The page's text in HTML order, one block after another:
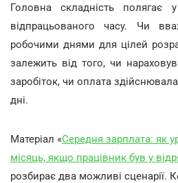
Головна складність полягає
відпрацьованого часу. Чи
робочими днями для цілей
залежить від того, чи
заробіток, чи оплата
дні.
Матеріал «Середня зарплата: як
місяць, якщо працівник був у
розбирає два можливі сценарії.